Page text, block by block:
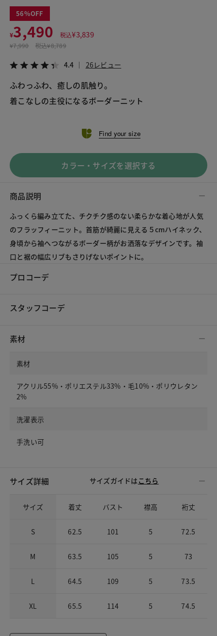
56
¥3,490 税込¥3,839
¥7,990 税込¥8,789
4.4 26レビュー
ふわっふわ、癒しの肌触り。
着こなしの主役になるボーダーニット
Find your size
カラー・サイズを選択する
商品説明
ふっくら編み立てた、チクチク感のない柔らかな着心地が人気
のフラッフィーニット。首筋が綺麗に見える５cmハイネック、
身頃から袖へつながるボーダー柄がお洒落なデザインです。袖
口と裾の幅広リブもさりげないポイントに。
プロコーデ
スタッフコーデ
素材
素材
アクリル55%・ポリエステル33%・毛10%・ポリウレタン
2%
洗濯表示
手洗い可
サイズ詳細 サイズガイドは こちら
サイズ 着丈 バスト 襟高 裄丈
S 62.5 101 5 72.5
M 63.5 105 5 73
L 64.5 109 5 73.5
XL 65.5 114 5 74.5
¥3,490
税込¥3,839
LINE X メール